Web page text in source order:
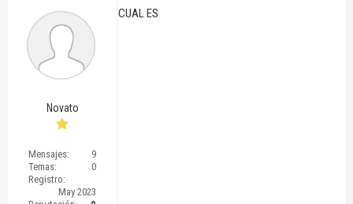
Novato
Mensajes:
9
Temas:
0
Registro:
May 2023
CUAL ES